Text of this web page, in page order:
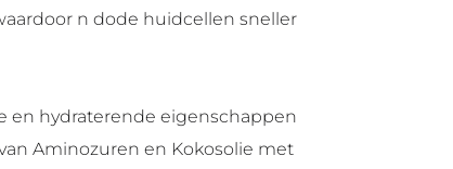
n dode huidcellen sneller
en hydraterende eigenschappen
Aminozuren en Kokosolie met